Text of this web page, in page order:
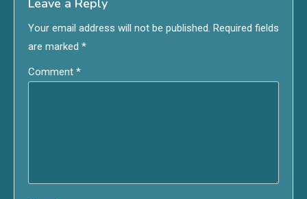
Leave a Reply
Your email address will not be published. Required fields
are marked *
Comment *